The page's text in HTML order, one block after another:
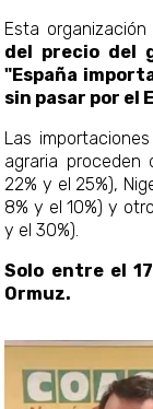
Esta
del precio del
"España
sin pasar por el
Las
agraria proceden
22% y el 25%),
8% y el 10%) y
y el 30%).
Solo entre el
Ormuz.